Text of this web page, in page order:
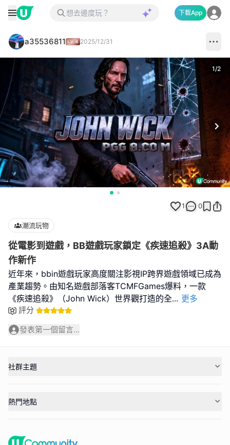
下載App
a35536811 2025/12/31
1/2
1 0
潮流玩物
從電影到遊戲，BB遊戲玩家鎖定《疾速追殺》3A動
作新作
近年來，bbin遊戲玩家高度關注影視IP跨界遊戲領域已成為
產業趨勢。由知名遊戲部落客TCMFGames爆料，一款
《疾速追殺》（John Wick）世界觀打造的全... 更多
評分
發表第一個留言...
社群主題
熱門地點